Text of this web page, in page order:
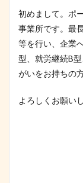
初めまして。ポ
事業所です。最
等を行い、企業
型、就労継続B
がいをお持ちの
よろしくお願い